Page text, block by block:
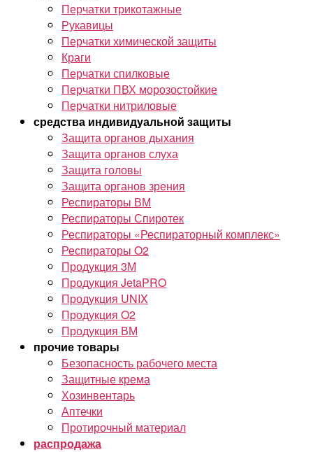
Перчатки трикотажные
Рукавицы
Перчатки химической защиты
Краги
Перчатки спилковые
Перчатки ПВХ морозостойкие
Перчатки нитриловые
средства индивидуальной защиты
Защита органов дыхания
Защита органов слуха
Защита головы
Защита органов зрения
Респираторы ВМ
Респираторы Спиротек
Респираторы «Респираторный комплекс»
Респираторы O2
Продукция 3М
Продукция JetaPRO
Продукция UNIX
Продукция O2
Продукция ВМ
прочие товары
Безопасность рабочего места
Защитные крема
Хозинвентарь
Аптечки
Протирочный материал
распродажа